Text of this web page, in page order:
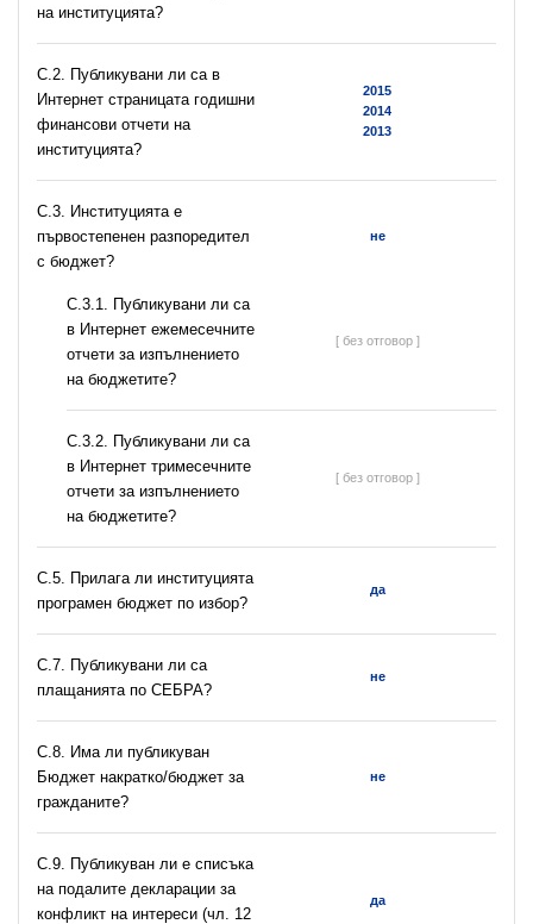
на институцията?
C.2. Публикувани ли са в
Интернет страницата годишни
финансови отчети на
институцията?
2015
2014
2013
C.3. Институцията е
първостепенен разпоредител
с бюджет?
не
С.3.1. Публикувани ли са
в Интернет ежемесечните
отчети за изпълнението
на бюджетите?
[ без отговор ]
С.3.2. Публикувани ли са
в Интернет тримесечните
отчети за изпълнението
на бюджетите?
[ без отговор ]
С.5. Прилага ли институцията
програмен бюджет по избор?
да
С.7. Публикувани ли са
плащанията по СЕБРА?
не
С.8. Има ли публикуван
Бюджет накратко/бюджет за
гражданите?
не
C.9. Публикуван ли е списъка
на подалите декларации за
конфликт на интереси (чл. 12
да